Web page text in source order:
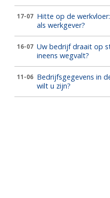
17-07 Hitte op de
als werkgever?
16-07 Uw bedrijf draait op
ineens wegvalt?
11-06 Bedrijfsgegevens in
wilt u zijn?